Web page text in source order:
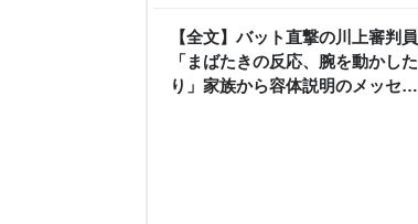
【全文】バット直撃の川上審判員
「まばたきの反応、腕を動かした
り」家族から容体説明のメッセー